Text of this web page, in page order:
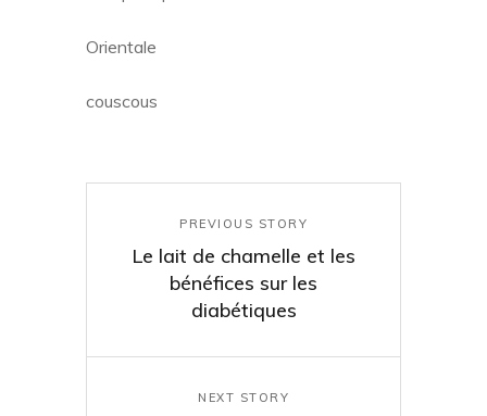
Orientale
couscous
PREVIOUS STORY
Le lait de chamelle et les
bénéfices sur les
diabétiques
NEXT STORY